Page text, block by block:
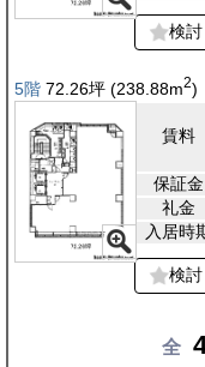
検討
5階 72.26坪 (238.88m2)
賃料
保証金
礼金
入居時
検討
全